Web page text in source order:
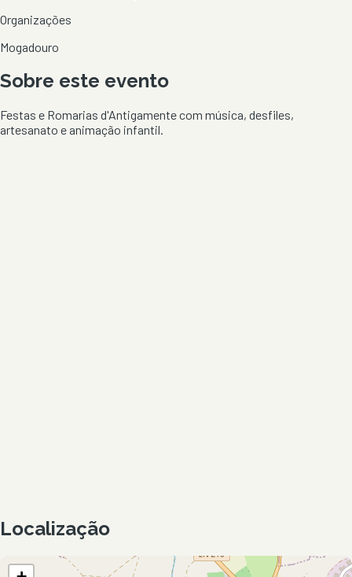
Organizações
Mogadouro
Sobre este evento
Festas e Romarias d'Antigamente com música, desfiles,
artesanato e animação infantil.
Localização